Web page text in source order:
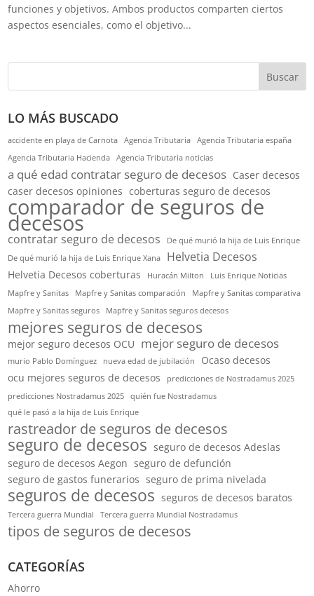
funciones y objetivos. Ambos productos comparten ciertos
aspectos esenciales, como el objetivo...
Buscar
LO MÁS BUSCADO
accidente en playa de Carnota Agencia Tributaria
Agencia Tributaria españa
Agencia Tributaria Hacienda
Agencia Tributaria noticias
a qué edad contratar seguro de decesos Caser decesos
caser decesos opiniones coberturas seguro de decesos
comparador de seguros de
decesos
contratar seguro de decesos
De qué murió la hija de Luis Enrique
De qué murió la hija de Luis Enrique Xana
Helvetia Decesos
Helvetia Decesos coberturas Huracán Milton
Luis Enrique Noticias
Mapfre y Sanitas
Mapfre y Sanitas comparación
Mapfre y Sanitas comparativa
Mapfre y Sanitas seguros
Mapfre y Sanitas seguros decesos
mejores seguros de decesos
mejor seguro decesos OCU mejor seguro de decesos
murio Pablo Domínguez nueva edad de jubilación
Ocaso decesos
ocu mejores seguros de decesos
predicciones de Nostradamus 2025
predicciones Nostradamus 2025
quién fue Nostradamus
qué le pasó a la hija de Luis Enrique
rastreador de seguros de decesos
seguro de decesos seguro de decesos Adeslas
seguro de decesos Aegon seguro de defunción
seguro de gastos funerarios seguro de prima nivelada
seguros de decesos seguros de decesos baratos
Tercera guerra Mundial Tercera guerra Mundial Nostradamus
tipos de seguros de decesos
CATEGORÍAS
Ahorro